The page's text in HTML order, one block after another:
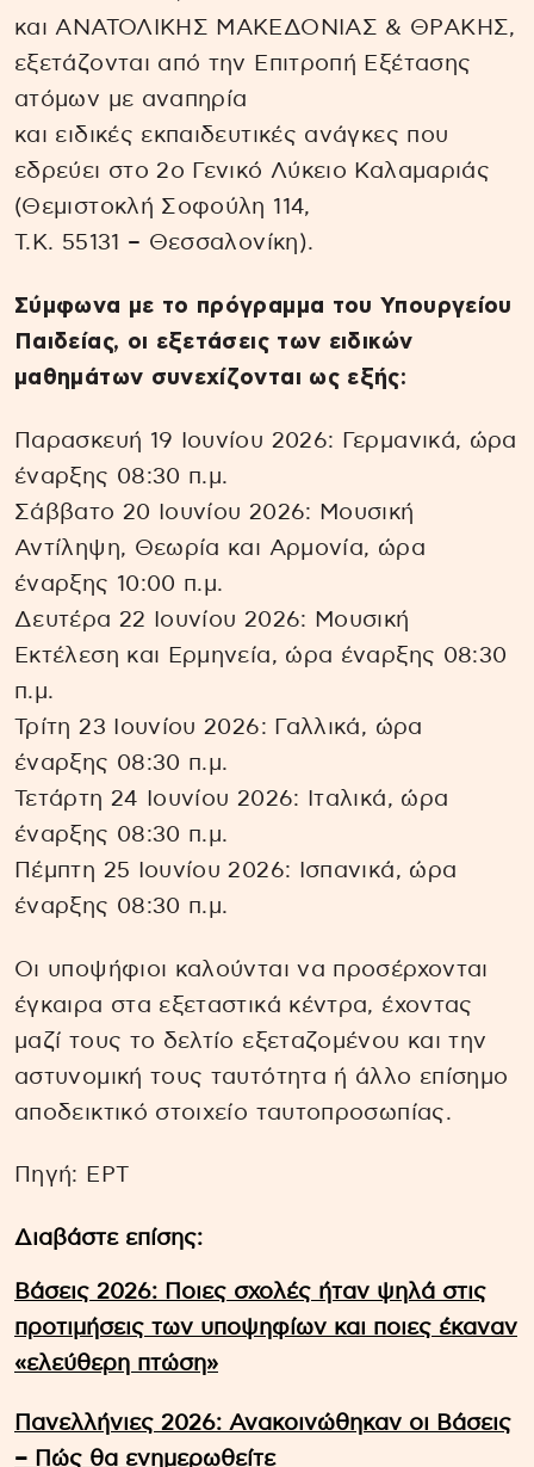
και ΑΝΑΤΟΛΙΚΗΣ ΜΑΚΕΔΟΝΙΑΣ & ΘΡΑΚΗΣ,
εξετάζονται από την Επιτροπή Εξέτασης
ατόμων με αναπηρία
και ειδικές εκπαιδευτικές ανάγκες που
εδρεύει στο 2ο Γενικό Λύκειο Καλαμαριάς
(Θεμιστοκλή Σοφούλη 114,
Τ.Κ. 55131 – Θεσσαλονίκη).
Σύμφωνα με το πρόγραμμα του Υπουργείου
Παιδείας, οι εξετάσεις των ειδικών
μαθημάτων συνεχίζονται ως εξής:
Παρασκευή 19 Ιουνίου 2026: Γερμανικά, ώρα
έναρξης 08:30 π.μ.
Σάββατο 20 Ιουνίου 2026: Μουσική
Αντίληψη, Θεωρία και Αρμονία, ώρα
έναρξης 10:00 π.μ.
Δευτέρα 22 Ιουνίου 2026: Μουσική
Εκτέλεση και Ερμηνεία, ώρα έναρξης 08:30
π.μ.
Τρίτη 23 Ιουνίου 2026: Γαλλικά, ώρα
έναρξης 08:30 π.μ.
Τετάρτη 24 Ιουνίου 2026: Ιταλικά, ώρα
έναρξης 08:30 π.μ.
Πέμπτη 25 Ιουνίου 2026: Ισπανικά, ώρα
έναρξης 08:30 π.μ.
Οι υποψήφιοι καλούνται να προσέρχονται
έγκαιρα στα εξεταστικά κέντρα, έχοντας
μαζί τους το δελτίο εξεταζομένου και την
αστυνομική τους ταυτότητα ή άλλο επίσημο
αποδεικτικό στοιχείο ταυτοπροσωπίας.
Πηγή: EΡΤ
Διαβάστε επίσης:
Βάσεις 2026: Ποιες σχολές ήταν ψηλά στις
προτιμήσεις των υποψηφίων και ποιες έκαναν
«ελεύθερη πτώση»
Πανελλήνιες 2026: Ανακοινώθηκαν οι Βάσεις
– Πώς θα ενημερωθείτε